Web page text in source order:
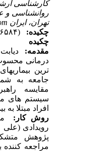
کارشناسی ارشد
روانشناسی و
تهران، ایران bahareh.mirahmadi@yahoo.com
چکیده:
چکیده
مقدمه:دیابت
درمانی محسوب
ترین
جامعه به
مقایسه
سیستم­ های
افراد مبتلا به
روش ­کار:
رویدادی (علی
پژوهش متشکل
مراجعه کننده